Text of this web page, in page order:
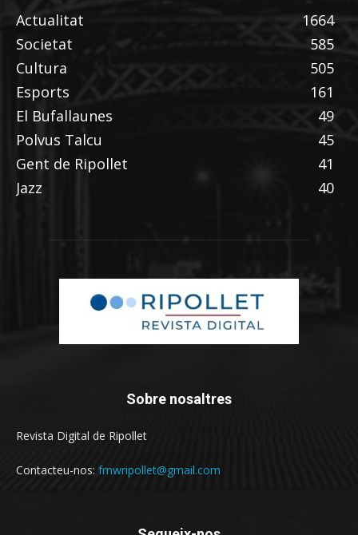
Actualitat
1664
Societat
585
Cultura
505
Esports
161
El Bufallaunes
49
Polvus Talcu
45
Gent de Ripollet
41
Jazz
40
Sobre nosaltres
Revista Digital de Ripollet
Contacteu-nos: fmwripollet@gmail.com